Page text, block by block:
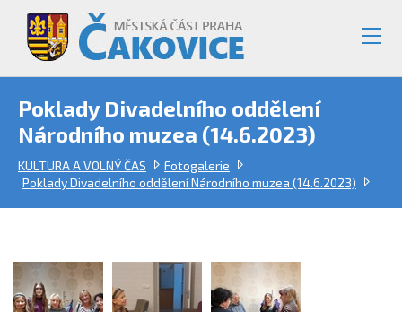
Poklady Divadelního oddělení
Národního muzea (14.6.2023)
KULTURA A VOLNÝ ČAS
Fotogalerie
Poklady Divadelního oddělení Národního muzea (14.6.2023)